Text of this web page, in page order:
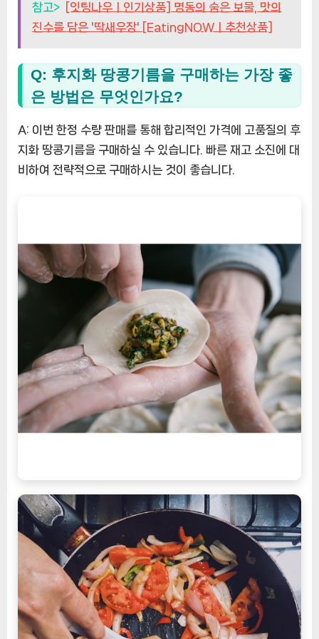
참고> [잇팅나우ㅣ인기상품] 명동의 숨은 보물, 맛의
진수를 담은 '딱새우장' [EatingNOWㅣ추천상품]
Q: 후지화 땅콩기름을 구매하는 가장 좋
은 방법은 무엇인가요?
A: 이번 한정 수량 판매를 통해 합리적인 가격에 고품질의 후
지화 땅콩기름을 구매하실 수 있습니다. 빠른 재고 소진에 대
비하여 전략적으로 구매하시는 것이 좋습니다.